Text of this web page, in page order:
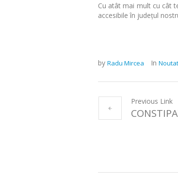
Cu atât mai mult cu cât
accesibile în județul
by Radu Mircea In
Previous Link